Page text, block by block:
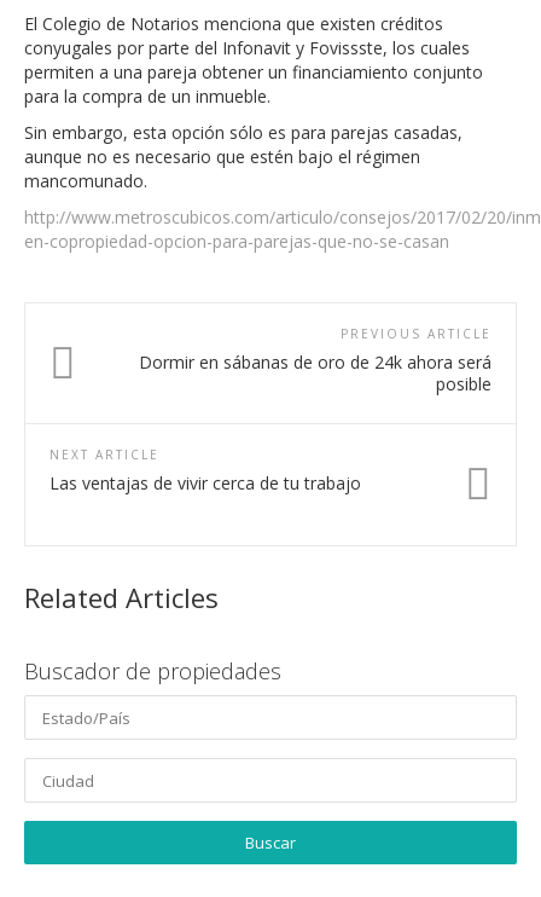
El Colegio de Notarios menciona que existen créditos
conyugales por parte del Infonavit y Fovissste, los cuales
permiten a una pareja obtener un financiamiento conjunto
para la compra de un inmueble.
Sin embargo, esta opción sólo es para parejas casadas,
aunque no es necesario que estén bajo el régimen
mancomunado.
http://www.metroscubicos.com/articulo/consejos/2017/02/20/
en-copropiedad-opcion-para-parejas-que-no-se-casan
PREVIOUS ARTICLE
Dormir en sábanas de oro de 24k ahora será
posible
NEXT ARTICLE
Las ventajas de vivir cerca de tu trabajo
Related Articles
Buscador de propiedades